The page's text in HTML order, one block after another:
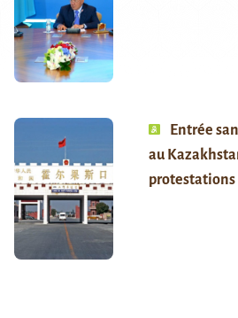
Entrée
au
protestations